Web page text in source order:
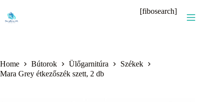
content
[fibosearch]
Home Bútorok Ülőgarnitúra
Székek
Mara Grey étkezőszék szett, 2 db